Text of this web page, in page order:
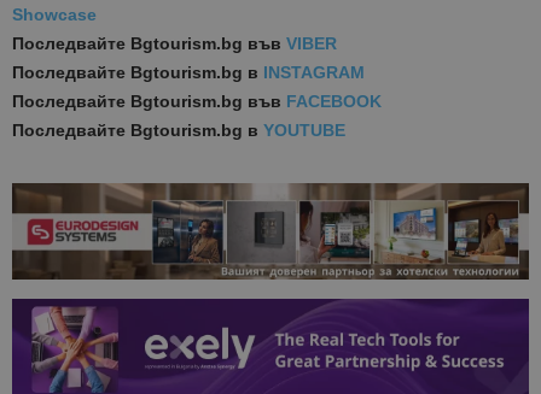
Showcase
Последвайте Bgtourism.bg във VIBER
Последвайте Bgtourism.bg в INSTAGRAM
Последвайте Bgtourism.bg във FACEBOOK
Последвайте Bgtourism.bg в YOUTUBE